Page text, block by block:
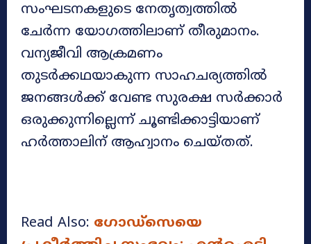
സംഘടനകളുടെ നേതൃത്വത്തിൽ
ചേർന്ന യോഗത്തിലാണ് തീരുമാനം.
വന്യജീവി ആക്രമണം
തുടർക്കഥയാകുന്ന സാഹചര്യത്തിൽ
ജനങ്ങൾക്ക് വേണ്ട സുരക്ഷ സർക്കാർ
ഒരുക്കുന്നില്ലെന്ന് ചൂണ്ടിക്കാട്ടിയാണ്
ഹർത്താലിന് ആഹ്വാനം ചെയ്തത്.
Read Also: ഗോഡ്സെയെ